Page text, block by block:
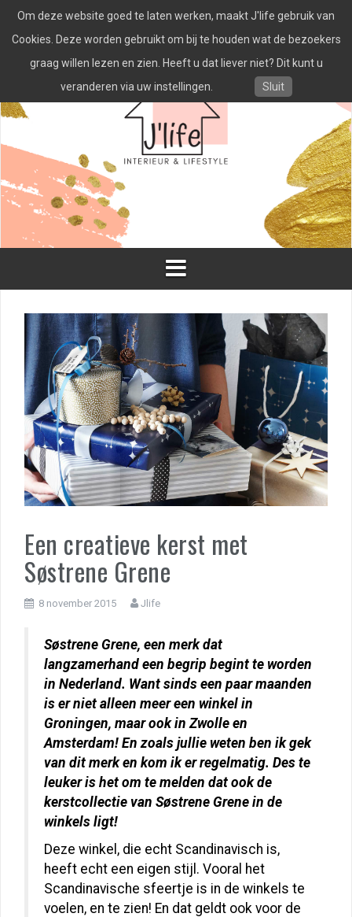
naar
inhoud
Een creatieve kerst met
Søstrene Grene
8 november 2015 Jlife
Søstrene Grene, een merk dat
langzamerhand een begrip begint te worden
in Nederland. Want sinds een paar maanden
is er niet alleen meer een winkel in
Groningen, maar ook in Zwolle en
Amsterdam! En zoals jullie weten ben ik gek
van dit merk en kom ik er regelmatig. Des te
leuker is het om te melden dat ook de
kerstcollectie van Søstrene Grene in de
winkels ligt!
Deze winkel, die echt Scandinavisch is,
heeft echt een eigen stijl. Vooral het
Scandinavische sfeertje is in de winkels te
voelen, en te zien! En dat geldt ook voor de
Om deze website goed te laten werken, maakt J'life gebruik van
Cookies. Deze worden gebruikt om bij te houden wat de bezoekers
graag willen lezen en zien. Heeft u dat liever niet? Dit kunt u
veranderen via uw instellingen.
Sluit